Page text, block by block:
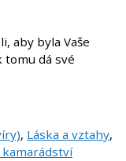
aby byla Vaše
tomu dá své
, Láska a vztahy,